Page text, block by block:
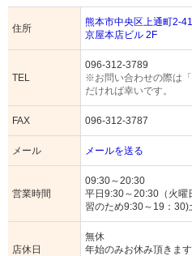
住所
熊本市中央区上通町2-41
京屋本店ビル 2F
TEL
096-312-3789
※お問い合わせの際は
だければ幸いです。
FAX 096-312-3787
メール メールを送る
営業時間
09:30～20:30
平日9:30～20:30（火曜
習のため9:30～19：
店休日
無休
年始のみお休み頂きます